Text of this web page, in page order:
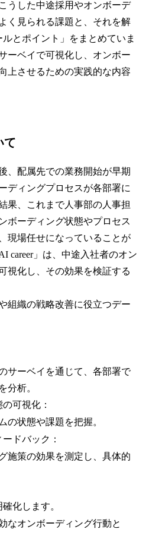
うした中途採用やオンボーデ
く見られる課題と、それを解
とポイント」をまとめていま
ーベイで可視化し、オンボー
上させるための実践的な内容
て
、配属先での業務開始が早期
ディングプロセスが各部署に
果、これまで人事部の人事担
ボーディング状態やプロセス
現場任せになっていることが
career」は、中途入社者のオン
視化し、その効果を検証する
組織の戦略改善に役立つデー
サーベイを通じて、各部署で
分析。
可視化：
の状態や課題を把握。
ドバック：
施策の効果を測定し、具体的
化します。
なオンボーディング行動と